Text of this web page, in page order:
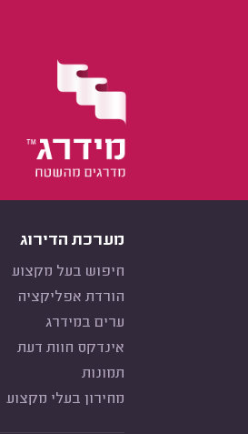
מערכת הדירוג
חיפוש בעל מקצוע
הורדת אפליקציה
ערים במידרג
אינדקס חוות דעת
תמונות
מחירון בעלי מקצוע